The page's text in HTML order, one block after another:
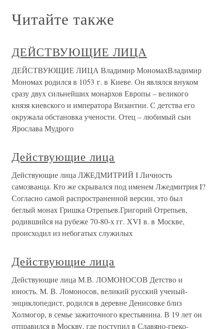
Читайте также
ДЕЙСТВУЮЩИЕ ЛИЦА
ДЕЙСТВУЮЩИЕ ЛИЦА Владимир МономахВладимир
Мономах родился в 1053 г. в Киеве. Он являлся внуком
сразу двух сильнейших монархов Европы – великого
князя киевского и императора Византии. С детства его
окружала обстановка учености. Отец – любимый сын
Ярослава Мудрого
Действующие лица
Действующие лица ЛЖЕДМИТРИЙ I Личность
самозванца. Кто же скрывался под именем Лжедмитрия I?
Согласно самой распространенной версии, это был
беглый монах Гришка Отрепьев.Григорий Отрепьев,
родившийся на рубеже 70-80-х гг. XVI в. в Москве,
происходил из небогатых служилых
Действующие лица
Действующие лица М.В. ЛОМОНОСОВ Детство и
юность. М. В. Ломоносов, великий русский ученый-
энциклопедист, родился в деревне Денисовке близ
Холмогор, в семье зажиточного крестьянина. В 19 лет он
отправился в Москву, где поступил в Славяно-греко-